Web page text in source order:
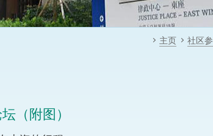
नेपाली (尼泊尔语)
协定
我们的办公室
我们的培训课程和能力建设项
主页 社区
（附图）